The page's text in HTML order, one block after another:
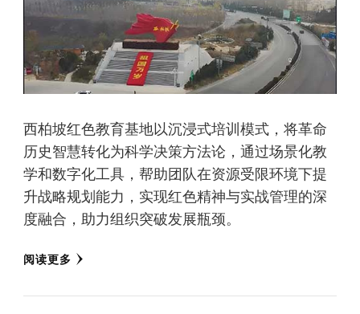
西柏坡红色教育基地以沉浸式培训模式，将革命
历史智慧转化为科学决策方法论，通过场景化教
学和数字化工具，帮助团队在资源受限环境下提
升战略规划能力，实现红色精神与实战管理的深
度融合，助力组织突破发展瓶颈。
阅读更多